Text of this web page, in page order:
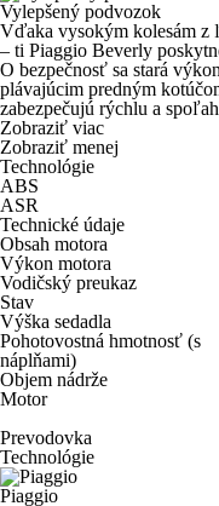
Vylepšený podvozok
Vďaka vysokým kolesám z
– ti Piaggio Beverly
O bezpečnosť sa stará
plávajúcim predným
zabezpečujú rýchlu a
Zobraziť viac
Zobraziť menej
Technológie
ABS
ASR
Technické údaje
Obsah motora
Výkon motora
Vodičský preukaz
Stav
Výška sedadla
Pohotovostná hmotnosť (s
náplňami)
Objem nádrže
Motor
Prevodovka
Technológie
Piaggio